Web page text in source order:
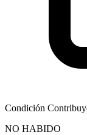
Condición
NO HABIDO